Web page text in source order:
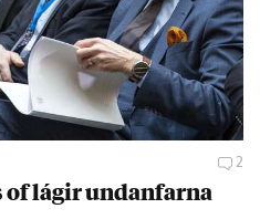
2
lág­ir und­an­farna